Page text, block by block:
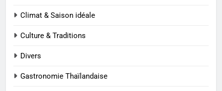
Climat & Saison idéale
Culture & Traditions
Divers
Gastronomie Thaïlandaise